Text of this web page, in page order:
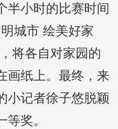
半小时的比赛时间
城市 绘美好家
将各自对家园的
画纸上。最终，来
小记者徐子悠脱颖
奖。